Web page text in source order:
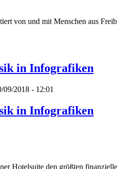
von und mit Menschen aus
in Infografiken
09/2018 - 12:01
in Infografiken
Hotelsuite den größten